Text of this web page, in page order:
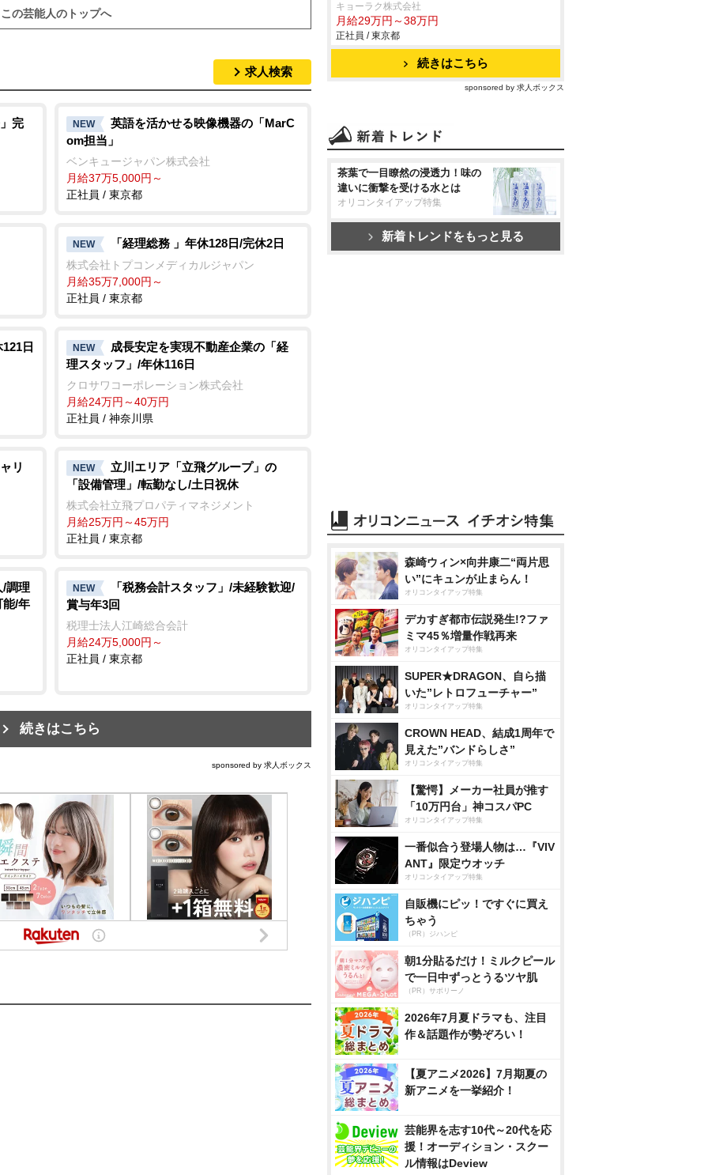
この芸能人のトップへ
求人検索
完 NEW
英語を活かせる映像機器の「MarC
om担当」
ベンキュージャパン株式会社
月給37万5,000円～
正社員 / 東京都
NEW 「経理総務 」年休128日/完休2日
株式会社トプコンメディカルジャパン
月給35万7,000円～
正社員 / 東京都
日 NEW
成長安定を実現不動産企業の「経
理スタッフ」/年休116日
クロサワコーポレーション株式会社
月給24万円～40万円
正社員 / 神奈川県
リ NEW
立川エリア「立飛グループ」の
「設備管理」/転勤なし/土日祝休
株式会社立飛プロパティマネジメント
月給25万円～45万円
正社員 / 東京都
/調理
能/年
NEW
「税務会計スタッフ」/未経験歓迎/
賞与年3回
税理士法人江崎総合会計
月給24万5,000円～
正社員 / 東京都
続きはこちら
sponsored by 求人ボックス
キョーラク株式会社
月給29万円～38万円
正社員 / 東京都
続きはこちら
sponsored by 求人ボックス
茶葉で一目瞭然の浸透力！味の
違いに衝撃を受ける水とは
オリコンタイアップ特集
新着トレンドをもっと見る
森崎ウィン×向井康二“両片思
い”にキュンが止まらん！
オリコンタイアップ特集
デカすぎ都市伝説発生!?ファ
ミマ45％増量作戦再来
オリコンタイアップ特集
SUPER★DRAGON、自ら描
いた”レトロフューチャー”
オリコンタイアップ特集
CROWN HEAD、結成1周年で
見えた”バンドらしさ”
オリコンタイアップ特集
【驚愕】メーカー社員が推す
「10万円台」神コスパPC
オリコンタイアップ特集
一番似合う登場人物は…『VIV
ANT』限定ウオッチ
オリコンタイアップ特集
自販機にピッ！ですぐに買え
ちゃう
（PR）ジハンピ
朝1分貼るだけ！ミルクピール
で一日中ずっとうるツヤ肌
（PR）サボリーノ
2026年7月夏ドラマも、注目
作＆話題作が勢ぞろい！
【夏アニメ2026】7月期夏の
新アニメを一挙紹介！
芸能界を志す10代～20代を応
援！オーディション・スクー
ル情報はDeview